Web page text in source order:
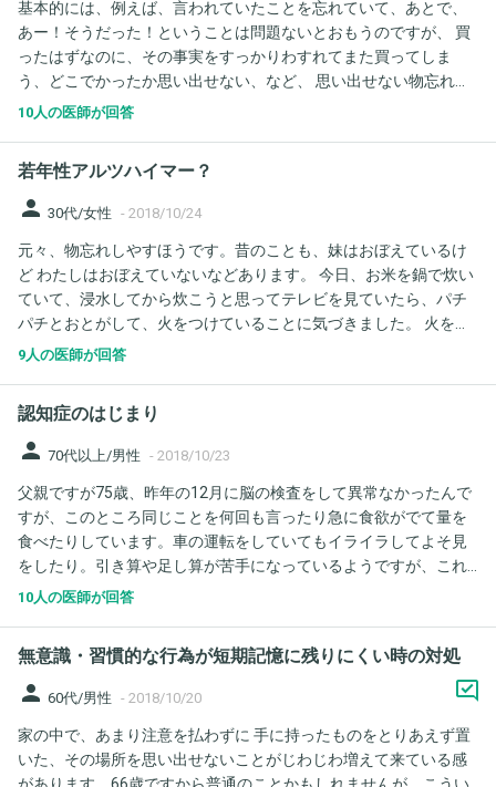
（かといって自宅の環境改善には莫大な費用と時間がかかりそう
です）。 自宅を見に来てくれた別の施設（小規模多機能）の方
は、あまりの惨状にこれは相当前から認知症があったのではない
かと言っていました。 がん治療の延長だったとは言え、入院中の
病院からアドバイスをいただけずに入所拒否をいきなり食らっ
りますが、2度も書いた覚えないので本当に怖くなりました。今36
歳ですが、若年性アルツハイマーは30代から起こり得ると書かれ
ています。若年性アルツハイマーの場合どの程度記憶を保ってい
られるのでしょうか？家族の事も忘れてしまうのかと思うと怖く
て仕方ありません。
基本的には、例えば、言われていたことを忘れていて、あとで、
あー！そうだった！ということは問題ないとおもうのですが、 買
ったはずなのに、その事実をすっかりわすれてまた買ってしま
う、どこでかったか思い出せない、など、 思い出せない物忘れ
は、問題でしょうか？ 思い出す物忘れは、いままでもありました
れするのはつかれの範疇？ あと、30代でアルツハイマーになる人
もいるのか、気になります。
10人の医師が回答
若年性アルツハイマー？
person 30代/女性 - 2018/10/24
元々、物忘れしやすほうです。昔のことも、妹はおぼえているけ
ど わたしはおぼえていないなどあります。 今日、お米を鍋で炊い
ていて、浸水してから炊こうと思ってテレビを見ていたら、パチ
パチとおとがして、火をつけていることに気づきました。 火をつ
けたことを全く忘れていました。 (いつもは強火でまずたくのに、
配です。 親戚に認知症の人はいるけど、若年性の人はいません。
(＞人＜;)37歳の主婦で、毎日こそだて、仕事に趣味に、いそがし
9人の医師が回答
認知症のはじまり
person 70代以上/男性 - 2018/10/23
父親ですが75歳、昨年の12月に脳の検査をして異常なかったんで
すが、このところ同じことを何回も言ったり急に食欲がでて量を
食べたりしています。車の運転をしていてもイライラしてよそ見
をしたり。引き算や足し算が苦手になっているようですが、これ
は認知症の症状でしょうか。検査してからこの期間でこんなに変
10人の医師が回答
無意識・習慣的な行為が短期記憶に残りにくい時の対処
person 60代/男性 - 2018/10/20
家の中で、あまり注意を払わずに 手に持ったものをとりあえず置
いた、その場所を思い出せないことがじわじわ増えて来ている感